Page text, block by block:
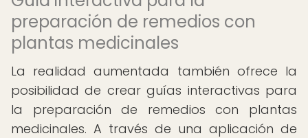
preparación de remedios con
plantas medicinales
La realidad aumentada también ofrece la
posibilidad de crear guías interactivas para
la preparación de remedios con plantas
medicinales. A través de una aplicación de